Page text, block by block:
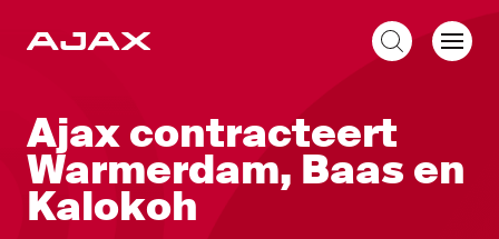
Ajax contracteert
Warmerdam, Baas en
Kalokoh